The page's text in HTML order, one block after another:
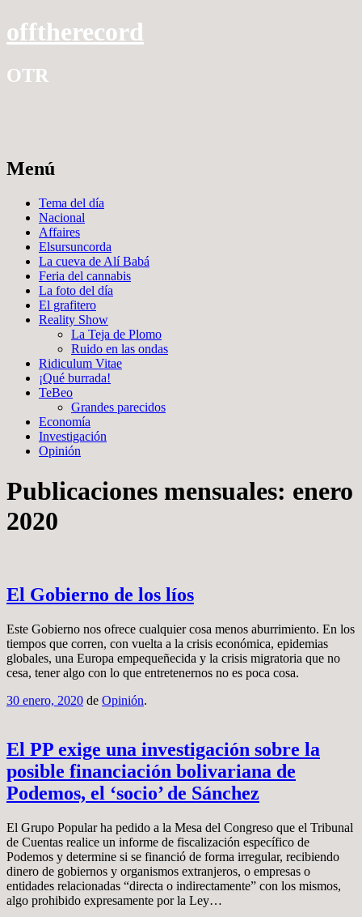
offtherecord
OTR
Menú
contenido
Tema del día
Nacional
Affaires
Elsursuncorda
La cueva de Alí Babá
Feria del cannabis
La foto del día
El grafitero
Reality Show
La Teja de Plomo
Ruido en las ondas
Ridiculum Vitae
¡Qué burrada!
TeBeo
Grandes parecidos
Economía
Investigación
Opinión
Publicaciones mensuales: enero
2020
El Gobierno de los líos
Este Gobierno nos ofrece cualquier cosa menos aburrimiento. En los
tiempos que corren, con vuelta a la crisis económica, epidemias
globales, una Europa empequeñecida y la crisis migratoria que no
cesa, tener algo con lo que entretenernos no es poca cosa.
30 enero, 2020 de Opinión.
El PP exige una investigación sobre la
posible financiación bolivariana de
Podemos, el ‘socio’ de Sánchez
El Grupo Popular ha pedido a la Mesa del Congreso que el Tribunal
de Cuentas realice un informe de fiscalización específico de
Podemos y determine si se financió de forma irregular, recibiendo
dinero de gobiernos y organismos extranjeros, o empresas o
entidades relacionadas “directa o indirectamente” con los mismos,
algo prohibido expresamente por la Ley…